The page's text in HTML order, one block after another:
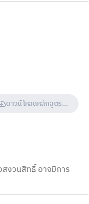
ดาวน์โหลดหลักสูตร (ฉบับเต็
งวนสิทธิ์ อาจมีการ